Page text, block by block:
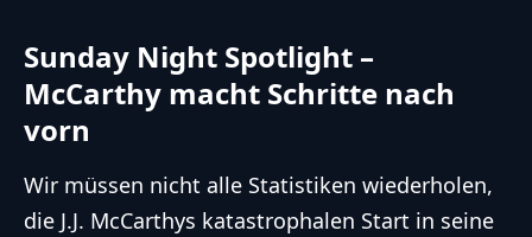
Sunday Night Spotlight –
McCarthy macht Schritte nach
vorn
Wir müssen nicht alle Statistiken wiederholen,
die J.J. McCarthys katastrophalen Start in seine